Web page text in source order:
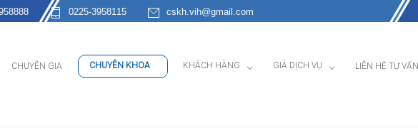
0225-3958115 cskh.vih@gmail.com
CHUYÊN GIA CHUYÊN KHOA KHÁCH HÀNG GIÁ DỊCH VỤ LIÊN HỆ TƯ VẤN